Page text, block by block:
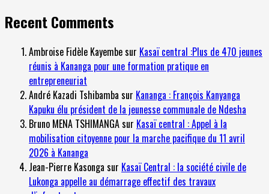
Recent Comments
Ambroise Fidèle Kayembesur Kasaï central :Plus de 470 jeunes
réunis à Kananga pour une formation pratique en
entrepreneuriat
André Kazadi Tshibamba sur Kananga : François Kanyanga
Kapuku élu président de la jeunesse communale de Ndesha
Bruno MENA TSHIMANGAsur Kasaï central : Appel à la
mobilisation citoyenne pour la marche pacifique du 11 avril
2026 à Kananga
Jean-Pierre Kasonga sur Kasaï Central : la société civile de
Lukonga appelle au démarrage effectif des travaux